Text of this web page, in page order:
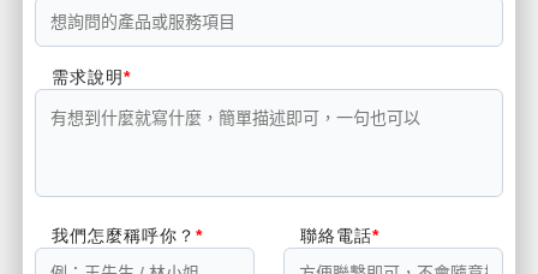
需求說明
我們怎麼稱呼你？ 聯絡電話